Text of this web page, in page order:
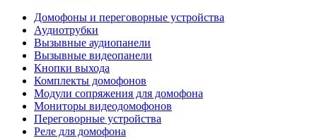
Домофоны и переговорные устройства
Аудиотрубки
Вызывные аудиопанели
Вызывные видеопанели
Кнопки выхода
Комплекты домофонов
Модули сопряжения для домофона
Мониторы видеодомофонов
Переговорные устройства
Реле для домофона